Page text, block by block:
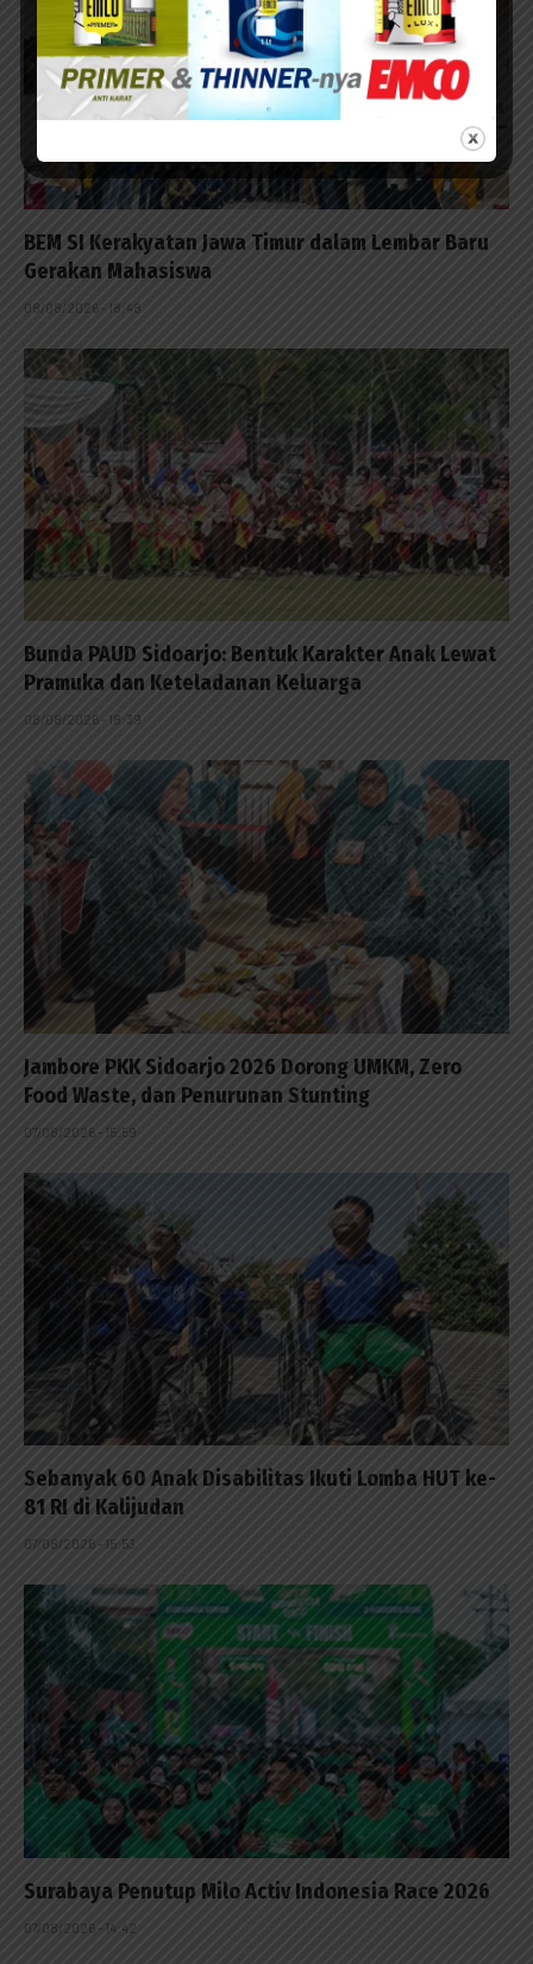
BEM SI Kerakyatan Jawa Timur dalam Lembar Baru
Gerakan Mahasiswa
08/08/2026 - 18:48
Bunda PAUD Sidoarjo: Bentuk Karakter Anak Lewat
Pramuka dan Keteladanan Keluarga
08/08/2026 - 18:39
Jambore PKK Sidoarjo 2026 Dorong UMKM, Zero
Food Waste, dan Penurunan Stunting
07/08/2026 - 15:59
Sebanyak 60 Anak Disabilitas Ikuti Lomba HUT ke-
81 RI di Kalijudan
07/08/2026 - 15:53
Surabaya Penutup Milo Activ Indonesia Race 2026
07/08/2026 - 14:42